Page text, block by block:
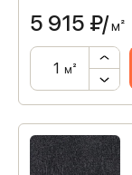
5 915 ₽/м²
м²